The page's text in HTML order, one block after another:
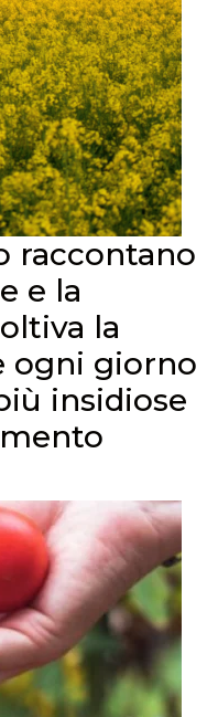
raccontano
e la
la
ogni giorno
insidiose